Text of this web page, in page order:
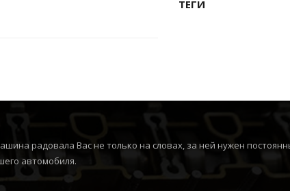
ТЕГИ
радовала Вас не только на словах, за ней нужен
автомобиля.